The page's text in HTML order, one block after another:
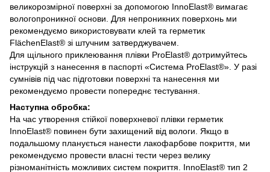
великорозмірної поверхні за допомогою InnoElast® вимагає
вологопроникної основи. Для непроникних поверхонь ми
рекомендуємо використовувати клей та герметик
FlächenElast® зі штучним затверджувачем.
Для щільного приклеювання плівки ProElast® дотримуйтесь
інструкцій з нанесення в паспорті «Система ProElast®». У разі
сумнівів під час підготовки поверхні та нанесення ми
рекомендуємо провести попереднє тестування.
Наступна обробка:
На час утворення стійкої поверхневої плівки герметик
InnoElast® повинен бути захищений від вологи. Якщо в
подальшому планується нанести лакофарбове покриття, ми
рекомендуємо провести власні тести через велику
різноманітність можливих систем покриття. InnoElast® тип 2